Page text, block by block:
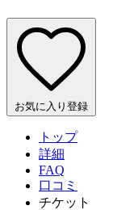
お気に入り登録
トップ
詳細
FAQ
口コミ
チケット